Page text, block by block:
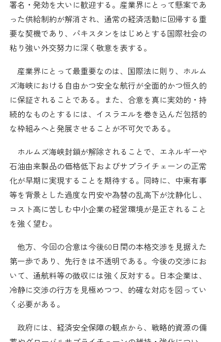
その他サービス
委員会・専門委員会
青年部・女性会
日商創立100周年宣言
情報公開
採用情報
アクセス
所信
署名・発効を大いに歓迎する。産業界にとって懸案であ
った供給制約が解消され、通常の経済活動に回帰する重
要な契機であり、パキスタンをはじめとする国際社会の
粘り強い外交努力に深く敬意を表する。
産業界にとって最重要なのは、国際法に則り、ホルム
ズ海峡における自由かつ安全な航行が全面的かつ恒久的
に保証されることである。また、合意を真に実効的・持
続的なものとするには、イスラエルを巻き込んだ包括的
な枠組みへと発展させることが不可欠である。
ホルムズ海峡封鎖が解除されることで、エネルギーや
石油由来製品の価格低下およびサプライチェーンの正常
化が早期に実現することを期待する。同時に、中東有事
等を背景とした過度な円安や為替の乱高下が沈静化し、
コスト高に苦しむ中小企業の経営環境が是正されること
を強く望む。
他方、今回の合意は今後60日間の本格交渉を見据えた
第一歩であり、先行きは不透明である。今後の交渉にお
いて、通航料等の徴収には強く反対する。日本企業は、
冷静に交渉の行方を見極めつつ、的確な対応を図ってい
く必要がある。
政府には、経済安全保障の観点から、戦略的資源の備